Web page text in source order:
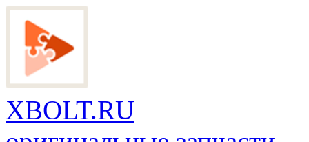
XBOLT.RU